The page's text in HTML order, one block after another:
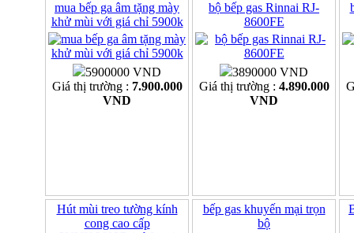
mua bếp ga âm tặng mày
khử mùi với giá chỉ 5900k
5900000 VND
Giá thị trường : 7.900.000
VND
bộ bếp gas Rinnai RJ-
8600FE
3890000 VND
Giá thị trường : 4.890.000
VND
Hút mùi treo tường kính
cong cao cấp
bếp gas khuyến mại trọn
bộ